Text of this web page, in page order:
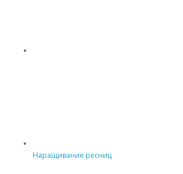
Наращивание ресниц